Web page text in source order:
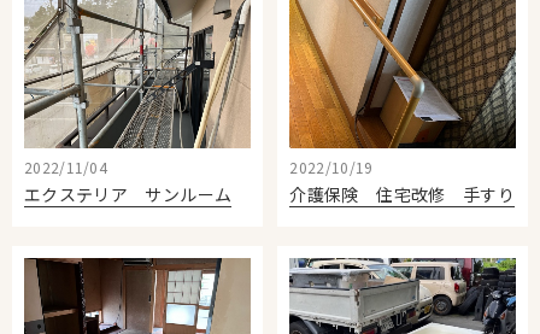
2022/11/04
エクステリア サンルーム
2022/10/19
介護保険 住宅改修 手すり